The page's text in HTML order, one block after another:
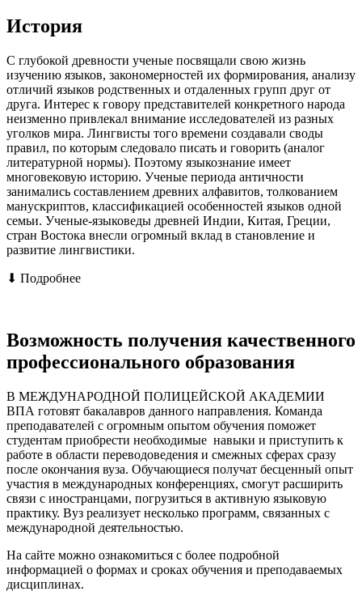
История
С глубокой древности ученые посвящали свою жизнь
изучению языков, закономерностей их формирования, анализу
отличий языков родственных и отдаленных групп друг от
друга. Интерес к говору представителей конкретного народа
неизменно привлекал внимание исследователей из разных
уголков мира. Лингвисты того времени создавали своды
правил, по которым следовало писать и говорить (аналог
литературной нормы). Поэтому языкознание имеет
многовековую историю. Ученые периода античности
занимались составлением древних алфавитов, толкованием
манускриптов, классификацией особенностей языков одной
семьи. Ученые-языковеды древней Индии, Китая, Греции,
стран Востока внесли огромный вклад в становление и
развитие лингвистики.
⬇ Подробнее
Возможность получения качественного
профессионального образования
В МЕЖДУНАРОДНОЙ ПОЛИЦЕЙСКОЙ АКАДЕМИИ
ВПА готовят бакалавров данного направления. Команда
преподавателей с огромным опытом обучения поможет
студентам приобрести необходимые навыки и приступить к
работе в области переводоведения и смежных сферах сразу
после окончания вуза. Обучающиеся получат бесценный опыт
участия в международных конференциях, смогут расширить
связи с иностранцами, погрузиться в активную языковую
практику. Вуз реализует несколько программ, связанных с
международной деятельностью.
На сайте можно ознакомиться с более подробной
информацией о формах и сроках обучения и преподаваемых
дисциплинах.